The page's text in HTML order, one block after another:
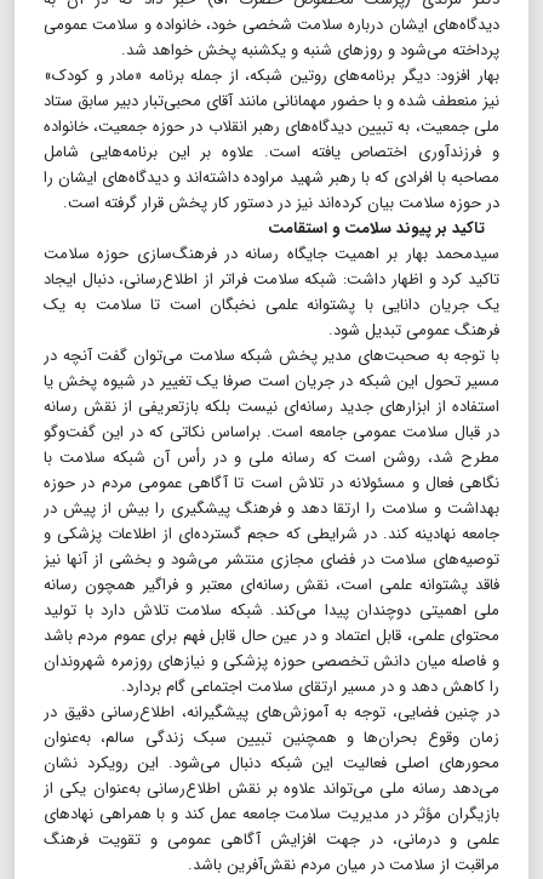
دیدگاه‌های ایشان درباره سلامت شخصی خود، خانواده و سلامت عمومی
پرداخته می‌شود و روزهای شنبه و یکشنبه پخش خواهد شد.
بهار افزود: دیگر برنامه‌های روتین شبکه، از جمله برنامه «مادر و کودک»
نیز منعطف شده و با حضور مهمانانی مانند آقای محبی‌تبار دبیر سابق ستاد
ملی جمعیت، به تبیین دیدگاه‌های رهبر انقلاب در حوزه جمعیت، خانواده
و فرزندآوری اختصاص ‌یافته است. علاوه بر این برنامه‌هایی شامل
مصاحبه با افرادی که با رهبر شهید مراوده داشته‌اند و دیدگاه‌های ایشان را
در حوزه سلامت بیان کرده‌اند نیز در دستور کار پخش قرار گرفته است.
تاکید بر پیوند سلامت و استقامت
سیدمحمد بهار بر اهمیت جایگاه رسانه در فرهنگ‌سازی حوزه سلامت
تاکید کرد و اظهار داشت: شبکه سلامت فراتر از اطلاع‌رسانی، دنبال ایجاد
یک جریان دانایی با پشتوانه علمی نخبگان است تا سلامت به یک
فرهنگ عمومی تبدیل شود.
با توجه ‌به صحبت‌های مدیر پخش شبکه سلامت می‌توان گفت آنچه در
مسیر تحول این شبکه در جریان است صرفا یک تغییر در شیوه پخش یا
استفاده از ابزارهای جدید رسانه‌ای نیست بلکه بازتعریفی از نقش رسانه
در قبال سلامت عمومی جامعه است. براساس نکاتی که در این گفت‌وگو
مطرح شد، روشن است که رسانه ملی و در رأس آن شبکه سلامت با
نگاهی فعال و مسئولانه در تلاش است تا آگاهی عمومی مردم در حوزه
بهداشت و سلامت را ارتقا دهد و فرهنگ پیشگیری را بیش ‌از پیش در
جامعه نهادینه کند. در شرایطی که حجم گسترده‌ای از اطلاعات پزشکی و
توصیه‌های سلامت در فضای مجازی منتشر می‌شود و بخشی از آنها نیز
فاقد پشتوانه علمی است، نقش رسانه‌ای معتبر و فراگیر همچون رسانه
ملی اهمیتی دوچندان پیدا می‌کند. شبکه سلامت تلاش دارد با تولید
محتوای علمی، قابل ‌اعتماد و در عین ‌حال قابل ‌فهم برای عموم مردم باشد
و فاصله میان دانش تخصصی حوزه پزشکی و نیازهای روزمره شهروندان
را کاهش دهد و در مسیر ارتقای سلامت اجتماعی گام بردارد.
در چنین فضایی، توجه به آموزش‌های پیشگیرانه، اطلاع‌رسانی دقیق در
زمان وقوع بحران‌ها و همچنین تبیین سبک زندگی سالم، به‌عنوان
محورهای اصلی فعالیت این شبکه دنبال می‌شود. این رویکرد نشان
می‌دهد رسانه ملی می‌تواند علاوه بر نقش اطلاع‌رسانی به‌عنوان یکی از
بازیگران مؤثر در مدیریت سلامت جامعه عمل کند و با همراهی نهادهای
علمی و درمانی، در جهت افزایش آگاهی عمومی و تقویت فرهنگ
مراقبت از سلامت در میان مردم نقش‌آفرین باشد.